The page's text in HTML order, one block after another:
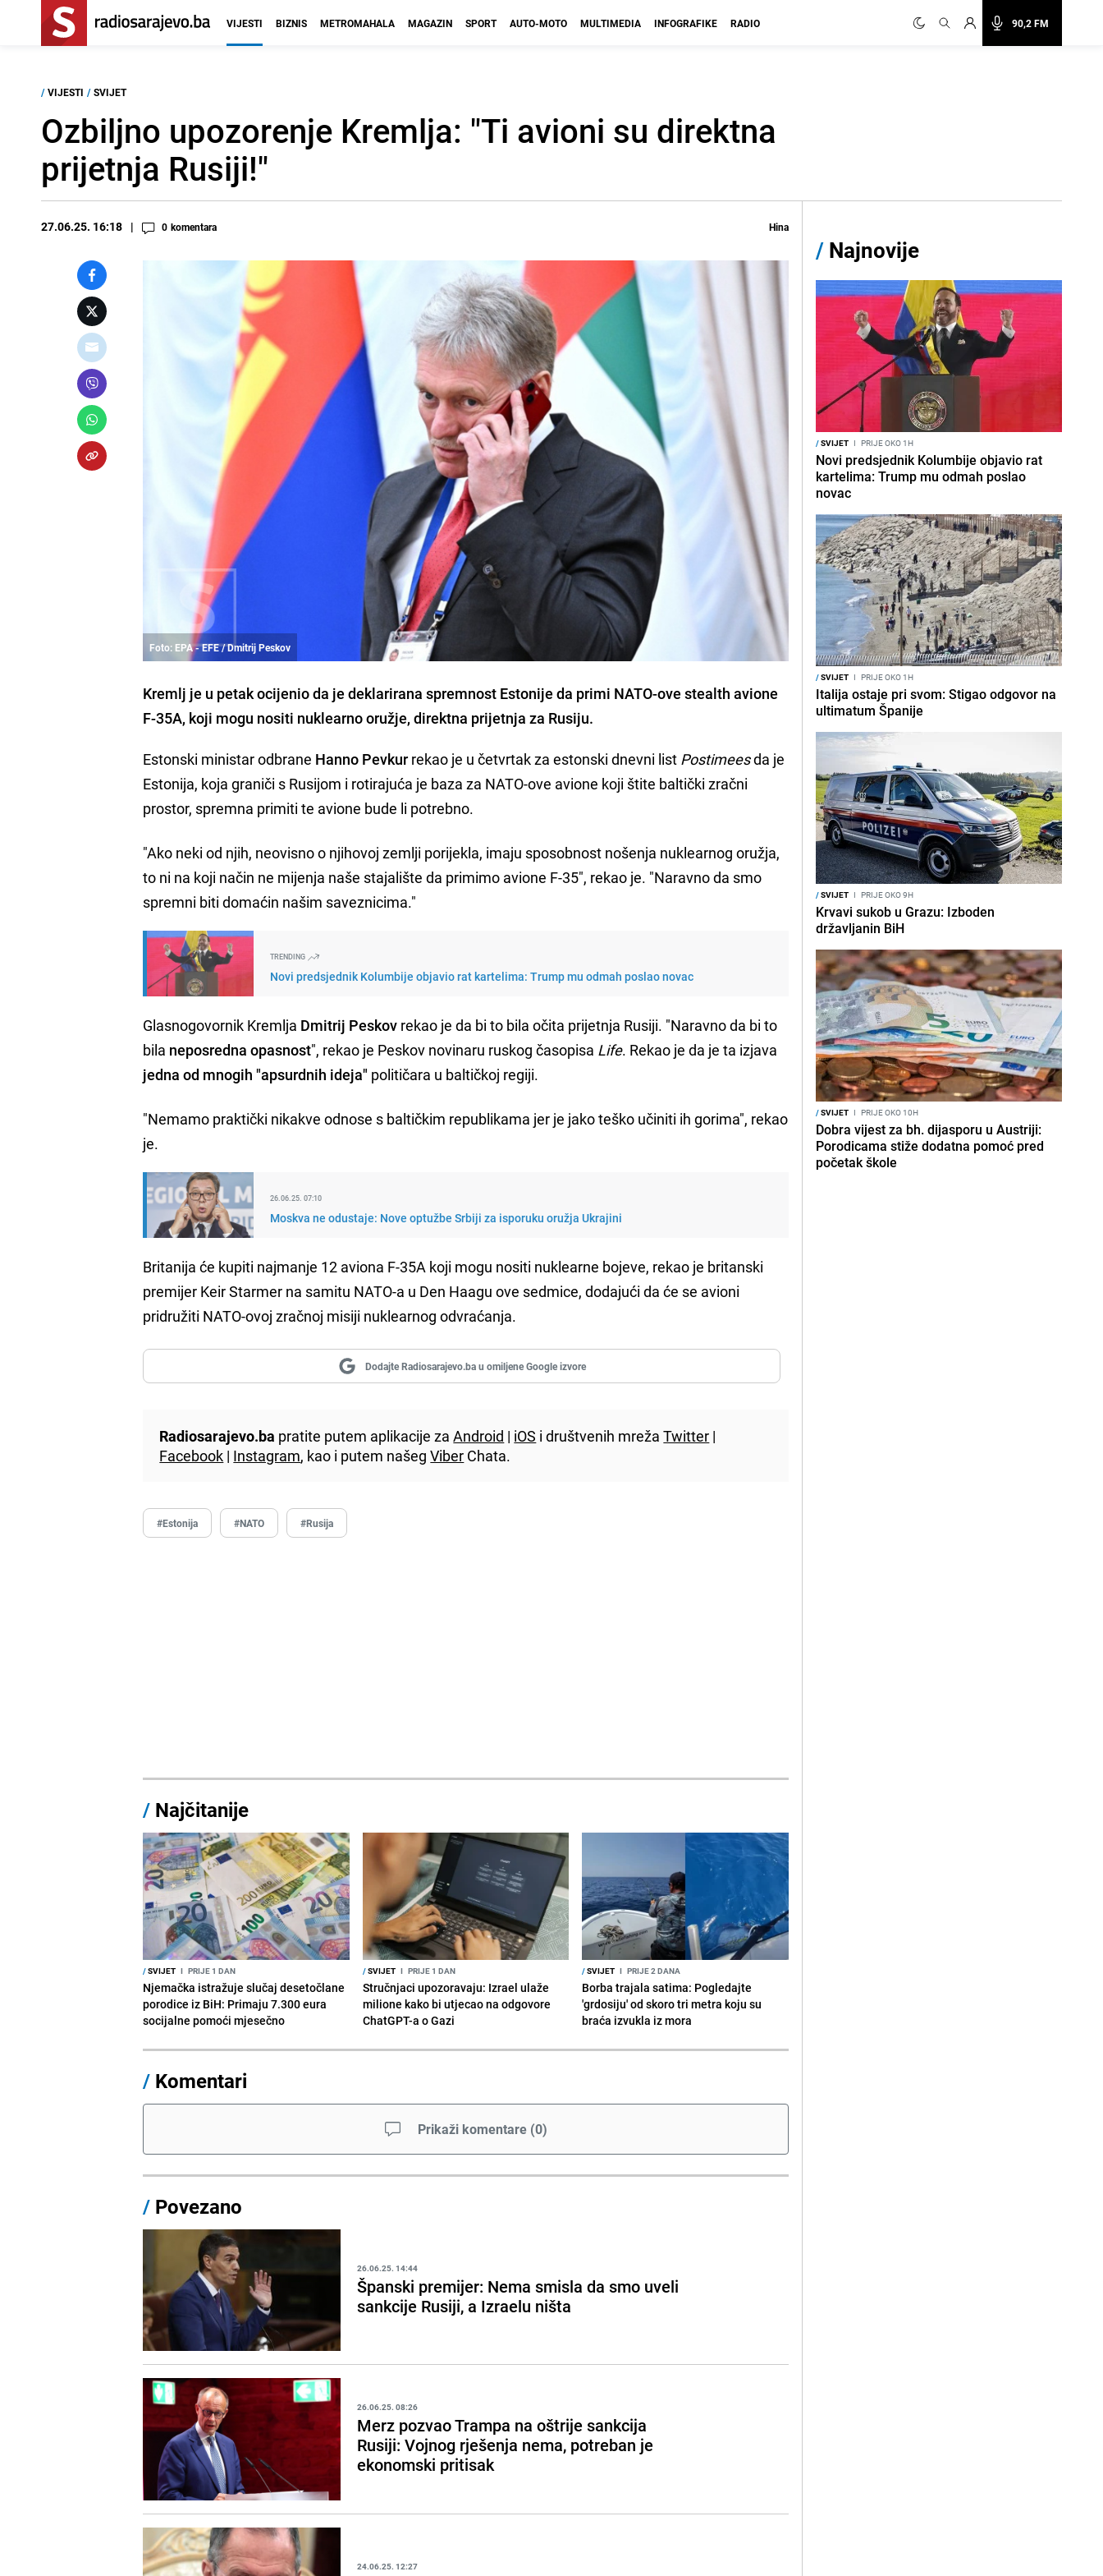
90,2 FM
VIJESTI BIZNIS METROMAHALA MAGAZIN SPORT AUTO-MOTO MULTIMEDIA INFOGRAFIKE RADIO
/ VIJESTI / SVIJET
Ozbiljno upozorenje Kremlja: "Ti avioni su direktna
prijetnja Rusiji!"
27.06.25. 16:18 0 komentara Hina
Foto: EPA - EFE / Dmitrij Peskov
Kremlj je u petak ocijenio da je deklarirana spremnost Estonije da primi NATO-ove stealth avione
F-35A, koji mogu nositi nuklearno oružje, direktna prijetnja za Rusiju.
Estonski ministar odbrane Hanno Pevkur rekao je u četvrtak za estonski dnevni list Postimeesda je
Estonija, koja graniči s Rusijom i rotirajuća je baza za NATO-ove avione koji štite baltički zračni
prostor, spremna primiti te avione bude li potrebno.
"Ako neki od njih, neovisno o njihovoj zemlji porijekla, imaju sposobnost nošenja nuklearnog oružja,
to ni na koji način ne mijenja naše stajalište da primimo avione F-35", rekao je. "Naravno da smo
spremni biti domaćin našim saveznicima."
TRENDING
Novi predsjednik Kolumbije objavio rat kartelima: Trump mu odmah poslao novac
Glasnogovornik Kremlja Dmitrij Peskov rekao je da bi to bila očita prijetnja Rusiji. "Naravno da bi to
bila neposredna opasnost", rekao je Peskov novinaru ruskog časopisa Life. Rekao je da je ta izjava
jedna od mnogih "apsurdnih ideja" političara u baltičkoj regiji.
"Nemamo praktički nikakve odnose s baltičkim republikama jer je jako teško učiniti ih gorima", rekao
je.
26.06.25. 07:10
Moskva ne odustaje: Nove optužbe Srbiji za isporuku oružja Ukrajini
Britanija će kupiti najmanje 12 aviona F-35A koji mogu nositi nuklearne bojeve, rekao je britanski
premijer Keir Starmer na samitu NATO-a u Den Haagu ove sedmice, dodajući da će se avioni
pridružiti NATO-ovoj zračnoj misiji nuklearnog odvraćanja.
Dodajte Radiosarajevo.ba u omiljene Google izvore
Radiosarajevo.ba pratite putem aplikacije zaAndroid | iOS i društvenih mrežaTwitter |
Facebook | Instagram, kao i putem našegViber Chata.
#Estonija #NATO #Rusija
/ Najčitanije
/SVIJET I PRIJE 1 DAN
Njemačka istražuje slučaj desetočlane
porodice iz BiH: Primaju 7.300 eura
socijalne pomoći mjesečno
/SVIJET I PRIJE 1 DAN
Stručnjaci upozoravaju: Izrael ulaže
milione kako bi utjecao na odgovore
ChatGPT-a o Gazi
/SVIJET I PRIJE 2 DANA
Borba trajala satima: Pogledajte
'grdosiju' od skoro tri metra koju su
braća izvukla iz mora
/ Komentari
Prikaži komentare (0)
/ Povezano
26.06.25. 14:44
Španski premijer: Nema smisla da smo uveli
sankcije Rusiji, a Izraelu ništa
26.06.25. 08:26
Merz pozvao Trampa na oštrije sankcija
Rusiji: Vojnog rješenja nema, potreban je
ekonomski pritisak
24.06.25. 12:27
/ Najnovije
/SVIJET I PRIJE OKO 1H
Novi predsjednik Kolumbije objavio rat
kartelima: Trump mu odmah poslao
novac
/SVIJET I PRIJE OKO 1H
Italija ostaje pri svom: Stigao odgovor na
ultimatum Španije
/SVIJET I PRIJE OKO 9H
Krvavi sukob u Grazu: Izboden
državljanin BiH
/SVIJET I PRIJE OKO 10H
Dobra vijest za bh. dijasporu u Austriji:
Porodicama stiže dodatna pomoć pred
početak škole